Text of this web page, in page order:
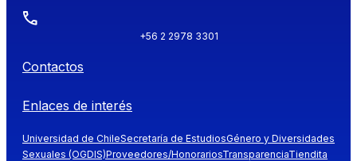
+56 2 2978 3301
Contactos
Enlaces de interés
Universidad de ChileSecretaría de EstudiosGénero y Diversidades
Sexuales (OGDIS)Proveedores/HonorariosTransparenciaTiendita